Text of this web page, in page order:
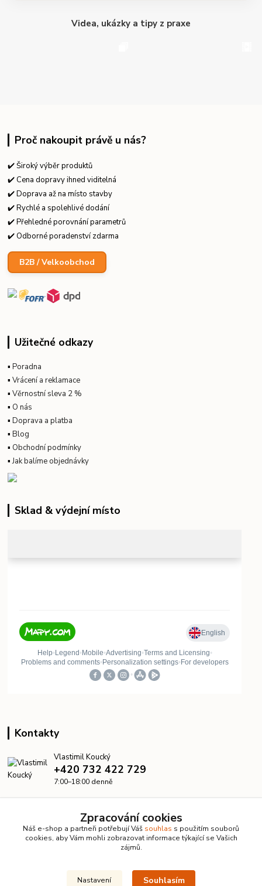
Videa, ukázky a tipy z praxe
Proč nakoupit právě u nás?
✔️ Široký výběr produktů
✔️ Cena dopravy ihned viditelná
✔️ Doprava až na místo stavby
✔️ Rychlé a spolehlivé dodání
✔️ Přehledné porovnání parametrů
✔️ Odborné poradenství zdarma
B2B / Velkoobchod
Užitečné odkazy
▪Poradna
▪Vrácení a reklamace
▪Věrnostní sleva 2 %
▪ O nás
▪Doprava a platba
▪Blog
▪ Obchodní podmínky
▪Jak balíme objednávky
Sklad & výdejní místo
Kontakty
Vlastimil Koucký
+420 732 422 729
7:00–18:00 denně
Zpracování cookies
Náš e-shop a partneři potřebují Váš souhlas s použitím souborů
cookies, aby Vám mohli zobrazovat informace týkající se Vašich
zájmů.
Nastavení Souhlasím